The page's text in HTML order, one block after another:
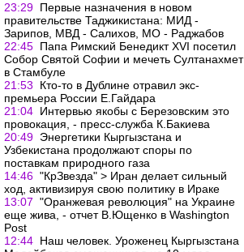
23:29 Первые назначения в новом
правительстве Таджикистана: МИД -
Зарипов, МВД - Салихов, МО - Раджабов
22:45 Папа Римский Бенедикт XVI посетил
Собор Святой Софии и мечеть Султанахмет
в Стамбуле
21:53
Кто-то в Дублине отравил экс-
премьера России Е.Гайдара
21:04 Интервью якобы с Березовским это
провокация, - пресс-служба К.Бакиева
20:49 Энергетики Кыргызстана и
Узбекистана продолжают cпоры по
поставкам природного газа
14:46 "КрЗвезда" > Иран делает сильный
ход, активизируя свою политику в Ираке
13:07 "Оранжевая революция" на Украине
еще жива, - отчет В.Ющенко в Washington
Post
12:44 Наш человек. Уроженец Кыргызстана